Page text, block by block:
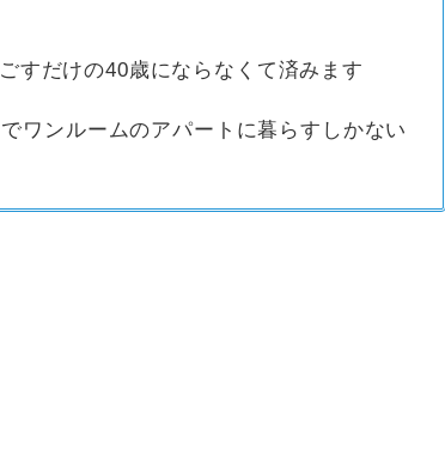
すだけの40歳にならなくて済みます
ワンルームのアパートに暮らすしかない